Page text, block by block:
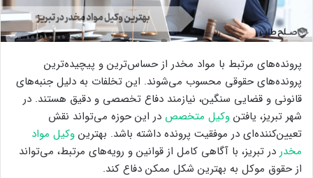
پرونده‌های مرتبط با مواد مخدر از حساس‌ترین و پیچیده‌ترین
پرونده‌های حقوقی محسوب می‌شوند. این تخلفات به دلیل جنبه‌های
قانونی و قضایی سنگین، نیازمند دفاع تخصصی و دقیق هستند. در
شهر تبریز، یافتن وکیل متخصص در این حوزه می‌تواند نقش
تعیین‌کننده‌ای در موفقیت پرونده داشته باشد. بهترین وکیل مواد
مخدر در تبریز، با آگاهی کامل از قوانین و رویه‌های مرتبط، می‌تواند
از حقوق موکل به بهترین شکل ممکن دفاع کند.